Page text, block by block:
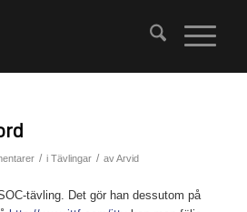
/ i Tävlingar / avArvid
tävling. Det gör han dessutom på